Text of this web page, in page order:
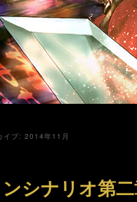
イブ: 2014年11月
シナリオ第